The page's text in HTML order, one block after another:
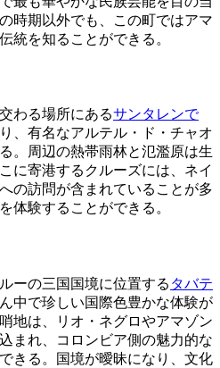
時期以外でも、この町ではアマ
統を知ることができる。
わる場所にあるサンタレンで
、有名なアルテル・ド・チャオ
。周辺の熱帯雨林と氾濫原は生
に寄港するクルーズには、ネイ
の訪問が含まれていることが多
体験することができる。
ーの三国国境に位置する タバテ
中で珍しい国際色豊かな体験が
地は、リオ・ネグロやアマゾン
まれ、コロンビア側の魅力的な
きる。国境が曖昧になり、文化